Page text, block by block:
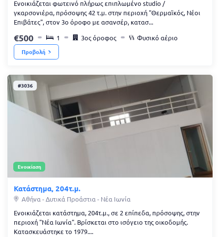
Ενοικιάζεται φωτεινό πλήρως επιπλωμένο studio /
γκαρσονιέρα, πρόσοψης 42 τ.μ. στην περιοχή "Θερμαϊκός, Νέοι
Επιβάτες", στον 3ο όροφο με ασανσέρ, κατασ...
500 1 3ος όροφος Φυσικό αέριο
Προβολή
#3036
Ενοικίαση
Κατάστημα, 204τ.μ.
Αθήνα - Δυτικά Προάστια - Νέα Ιωνία
Ενοικιάζεται κατάστημα, 204τ.μ., σε 2 επίπεδα, πρόσοψης, στην
περιοχή "Νέα Ιωνία". Βρίσκεται στο ισόγειο της οικοδομής.
Κατασκευάστηκε το 1979....